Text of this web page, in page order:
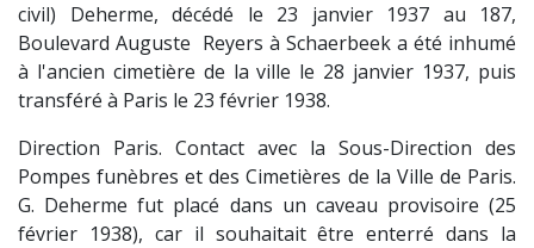
civil) Deherme, décédé le 23 janvier 1937 au 187,
Boulevard Auguste Reyers à Schaerbeek a été inhumé
à l'ancien cimetière de la ville le 28 janvier 1937, puis
transféré à Paris le 23 février 1938.
Direction Paris. Contact avec la Sous-Direction des
Pompes funèbres et des Cimetières de la Ville de Paris.
G. Deherme fut placé dans un caveau provisoire (25
février 1938), car il souhaitait être enterré dans la